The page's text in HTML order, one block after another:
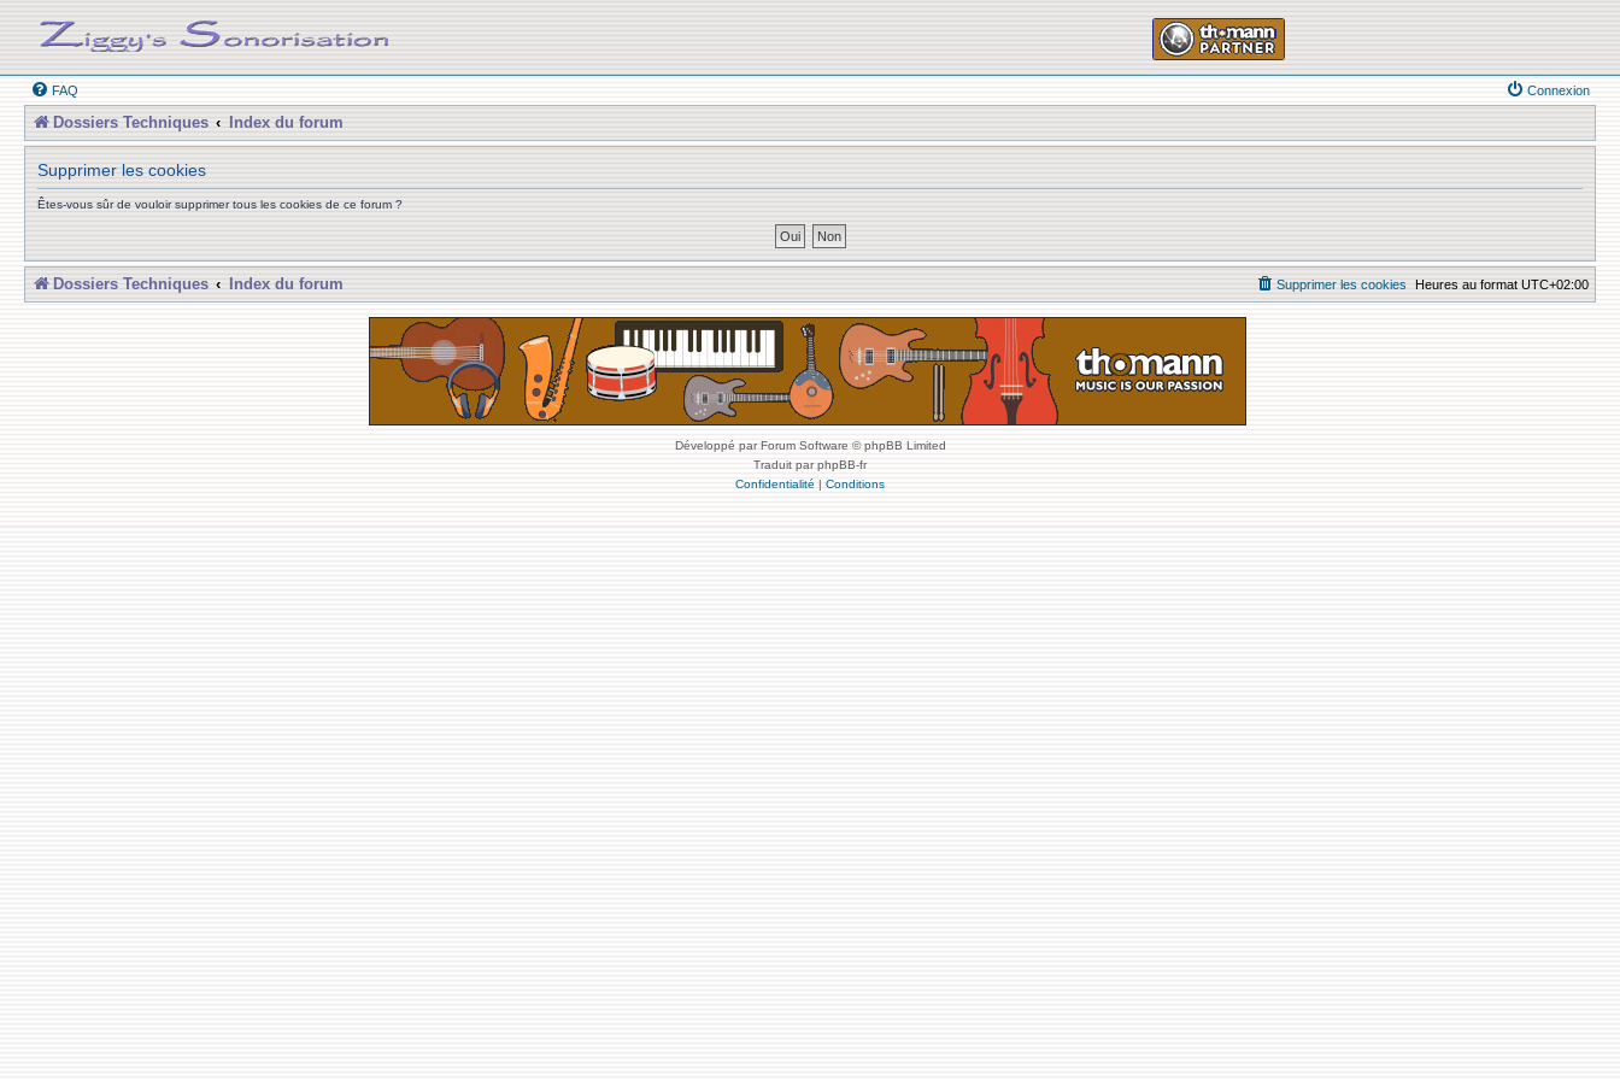
FAQ Connexion
Dossiers Techniques Index du forum
Supprimer les cookies
Êtes-vous sûr de vouloir supprimer tous les cookies de ce forum ?
Dossiers Techniques Index du forum Heures au format UTC+02:00
Supprimer les cookies
Développé par Forum Software © phpBB Limited
Traduit par phpBB-fr
Confidentialité | Conditions